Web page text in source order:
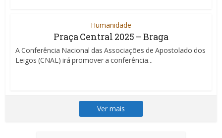
Humanidade
Praça Central 2025 – Braga
A Conferência Nacional das Associações de Apostolado dos
Leigos (CNAL) irá promover a conferência...
Ver mais